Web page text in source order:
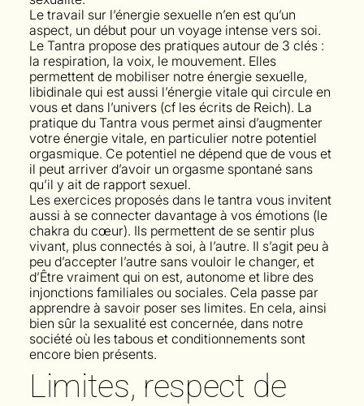
Le travail sur l’énergie sexuelle n’en est qu’un
aspect, un début pour un voyage intense vers soi.
Le Tantra propose des pratiques autour de 3 clés :
la respiration, la voix, le mouvement. Elles
permettent de mobiliser notre énergie sexuelle,
libidinale qui est aussi l’énergie vitale qui circule en
vous et dans l’univers (cf les écrits de Reich). La
pratique du Tantra vous permet ainsi d’augmenter
votre énergie vitale, en particulier notre potentiel
orgasmique. Ce potentiel ne dépend que de vous et
il peut arriver d’avoir un orgasme spontané sans
qu’il y ait de rapport sexuel.
Les exercices proposés dans le tantra vous invitent
aussi à se connecter davantage à vos émotions (le
chakra du cœur). Ils permettent de se sentir plus
vivant, plus connectés à soi, à l’autre. Il s’agit peu à
peu d’accepter l’autre sans vouloir le changer, et
d’Être vraiment qui on est, autonome et libre des
injonctions familiales ou sociales. Cela passe par
apprendre à savoir poser ses limites. En cela, ainsi
bien sûr la sexualité est concernée, dans notre
société où les tabous et conditionnements sont
encore bien présents.
Limites, respect de